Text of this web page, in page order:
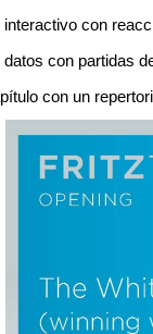
interactivo con
datos con partidas
con un